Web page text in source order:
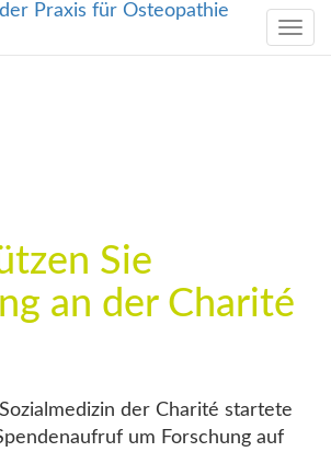
Sie
an der Charité
der Charité startete
um Forschung auf